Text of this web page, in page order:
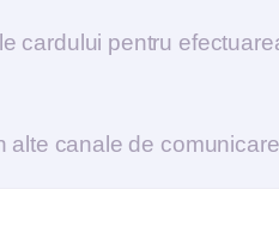
cardului pentru
canale de
instrument de încasare